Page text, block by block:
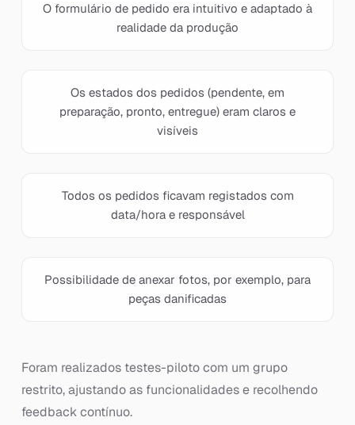
O formulário de pedido era intuitivo e adaptado à
realidade da produção
Os estados dos pedidos (pendente, em
preparação, pronto, entregue) eram claros e
visíveis
Todos os pedidos ficavam registados com
data/hora e responsável
Possibilidade de anexar fotos, por exemplo, para
peças danificadas
Foram realizados testes-piloto com um grupo
restrito, ajustando as funcionalidades e recolhendo
feedback contínuo.